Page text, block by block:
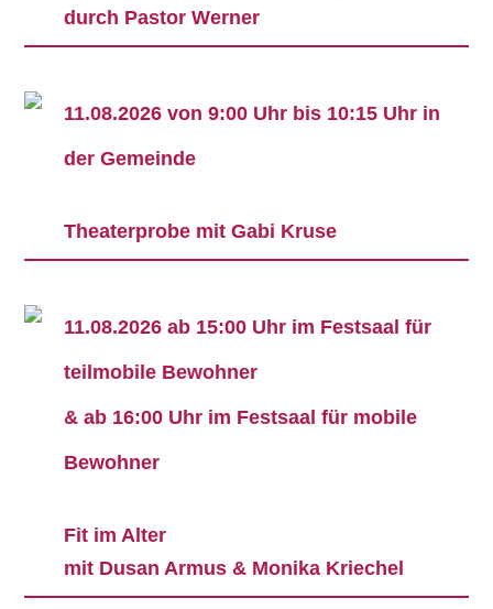
durch Pastor Werner
11.08.2026 von 9:00 Uhr bis 10:15 Uhr in
der Gemeinde
Theaterprobe mit Gabi Kruse
11.08.2026 ab 15:00 Uhr im Festsaal für
teilmobile Bewohner
& ab 16:00 Uhr im Festsaal für mobile
Bewohner
Fit im Alter
mit Dusan Armus & Monika Kriechel